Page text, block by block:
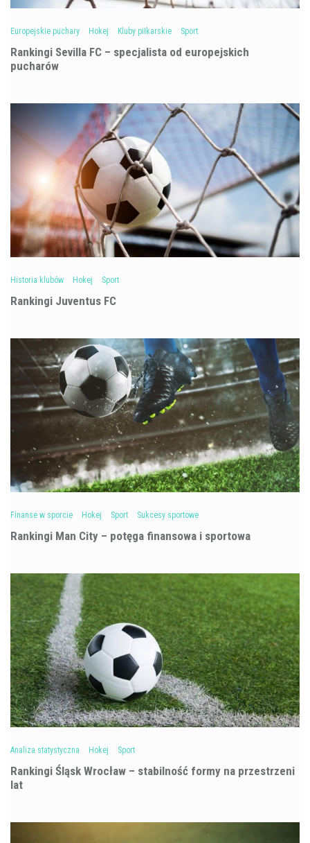
Europejskie puchary Hokej Kluby piłkarskie Sport
Rankingi Sevilla FC – specjalista od europejskich
pucharów
Historia klubów Hokej Sport
Rankingi Juventus FC
Finanse w sporcie Hokej Sport Sukcesy sportowe
Rankingi Man City – potęga finansowa i sportowa
Analiza statystyczna Hokej Sport
Rankingi Śląsk Wrocław – stabilność formy na przestrzeni
lat